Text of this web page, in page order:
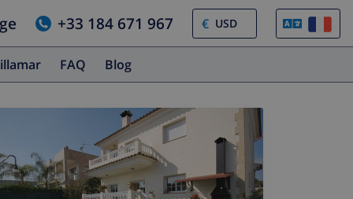
+33 184 671 967 €
FAQ Blog